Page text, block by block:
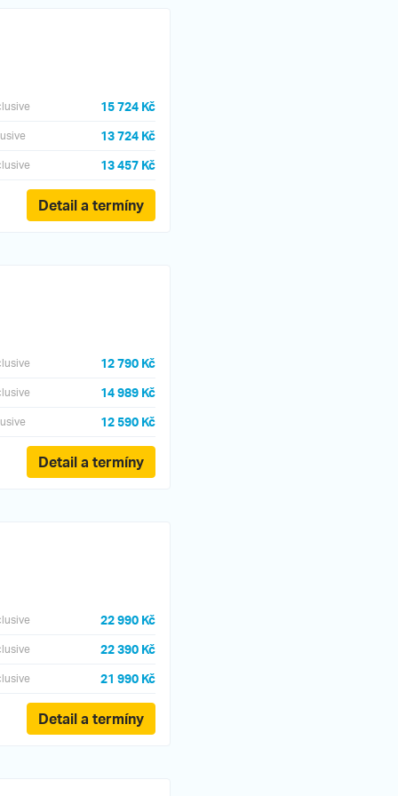
15 724 Kč
13 724 Kč
13 457 Kč
Detail a termíny
12 790 Kč
14 989 Kč
12 590 Kč
Detail a termíny
22 990 Kč
22 390 Kč
21 990 Kč
Detail a termíny